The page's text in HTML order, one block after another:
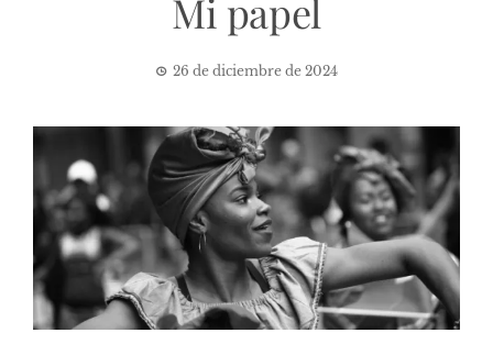
Mi papel
26 de diciembre de 2024